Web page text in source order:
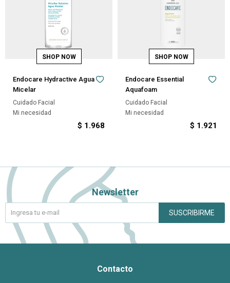
Endocare Hydractive Agua
Micelar
Cuidado Facial
Mi necesidad
$ 1.968
Endocare Essential
Aquafoam
Cuidado Facial
Mi necesidad
$ 1.921
Contacto
Newsletter
SUSCRIBIRME